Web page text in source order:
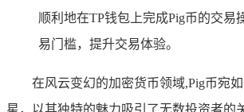
顺利地在TP钱包上完成Pig币的交易
易门槛，提升交易体验。
在风云变幻的加密货币领域,Pig币宛
星，以其独特的魅力吸引了无数投资者的